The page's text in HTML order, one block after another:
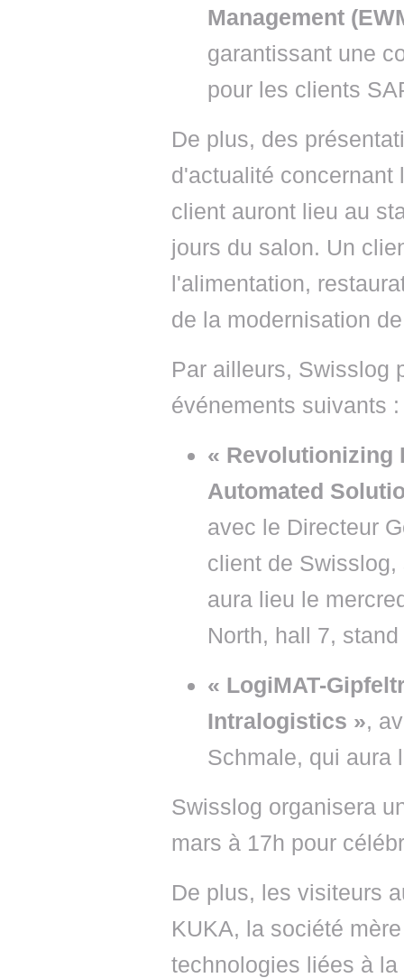
Management
garantissant une
pour les clients
De plus, des
d'actualité
client auront lieu au
jours du salon. Un
l'alimentation,
de la modernisation
Par ailleurs, Swisslog
événements suivants :
« Revolutionizing
Automated
avec le Directeur
client de
aura lieu le
North, hall 7,
« LogiMAT-
Intralogistics »,
Schmale, qui aura
Swisslog organisera
mars à 17h pour
De plus, les visiteurs
KUKA, la société
technologies liées à